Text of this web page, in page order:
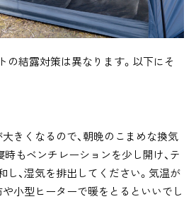
の結露対策は異なります。以下にそ
きくなるので、朝晩のこまめな換気
もベンチレーションを少し開け、テ
し、湿気を排出してください。気温が
小型ヒーターで暖をとるといいでし